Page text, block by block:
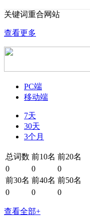
关键词重合网站
查看更多
PC端
移动端
7天
30天
3个月
总词数 前10名 前20名
0
0
0
前30名 前40名 前50名
0
0 0
查看全部+